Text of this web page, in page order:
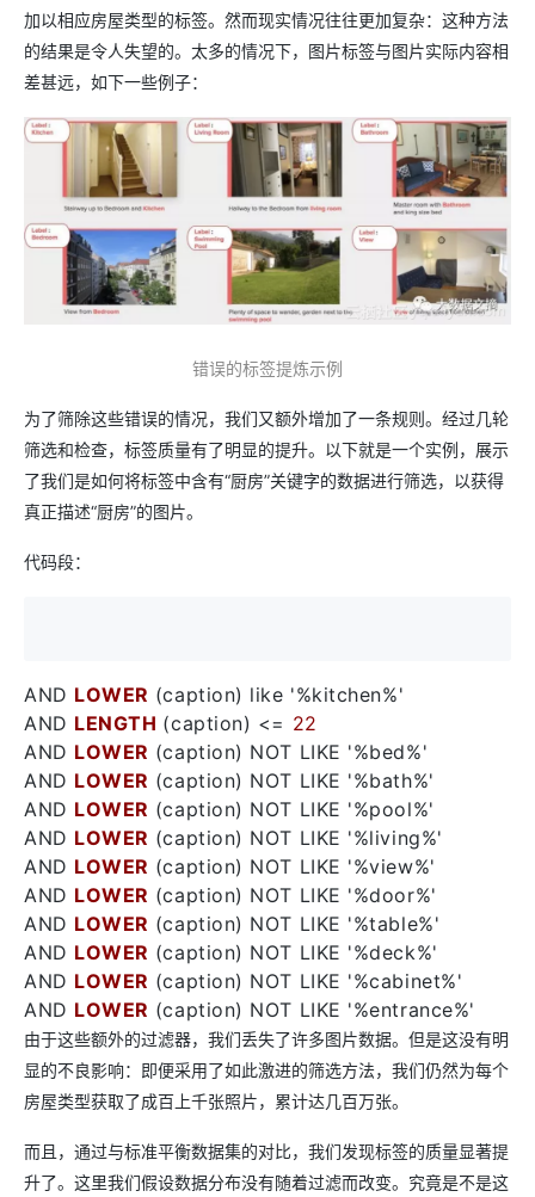
加以相应房屋类型的标签。然而现实情况往往更加复杂：这种方法
的结果是令人失望的。太多的情况下，图片标签与图片实际内容相
差甚远，如下一些例子：
错误的标签提炼示例
为了筛除这些错误的情况，我们又额外增加了一条规则。经过几轮
筛选和检查，标签质量有了明显的提升。以下就是一个实例，展示
了我们是如何将标签中含有“厨房”关键字的数据进行筛选，以获得
真正描述“厨房”的图片。
代码段：
AND LOWER (caption) like '%kitchen%'
AND LENGTH (caption) <= 22
AND LOWER (caption) NOT LIKE '%bed%'
AND LOWER (caption) NOT LIKE '%bath%'
AND LOWER (caption) NOT LIKE '%pool%'
AND LOWER (caption) NOT LIKE '%living%'
AND LOWER (caption) NOT LIKE '%view%'
AND LOWER (caption) NOT LIKE '%door%'
AND LOWER (caption) NOT LIKE '%table%'
AND LOWER (caption) NOT LIKE '%deck%'
AND LOWER (caption) NOT LIKE '%cabinet%'
AND LOWER (caption) NOT LIKE '%entrance%'
由于这些额外的过滤器，我们丢失了许多图片数据。但是这没有明
显的不良影响：即便采用了如此激进的筛选方法，我们仍然为每个
房屋类型获取了成百上千张照片，累计达几百万张。
而且，通过与标准平衡数据集的对比，我们发现标签的质量显著提
升了。这里我们假设数据分布没有随着过滤而改变。究竟是不是这